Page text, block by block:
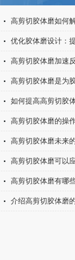
高剪切胶体磨的操
高剪切胶体磨未来
高剪切胶体磨有哪
介绍高剪切胶体磨